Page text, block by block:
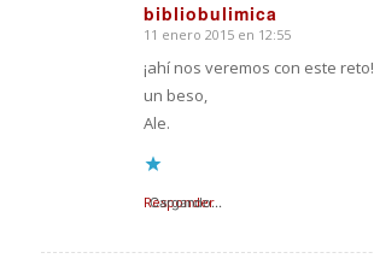
bibliobulimica
Dice:
11 enero 2015 en 12:55
¡ahí nos veremos con este reto!
un beso,
Ale.
Cargando...
Responder